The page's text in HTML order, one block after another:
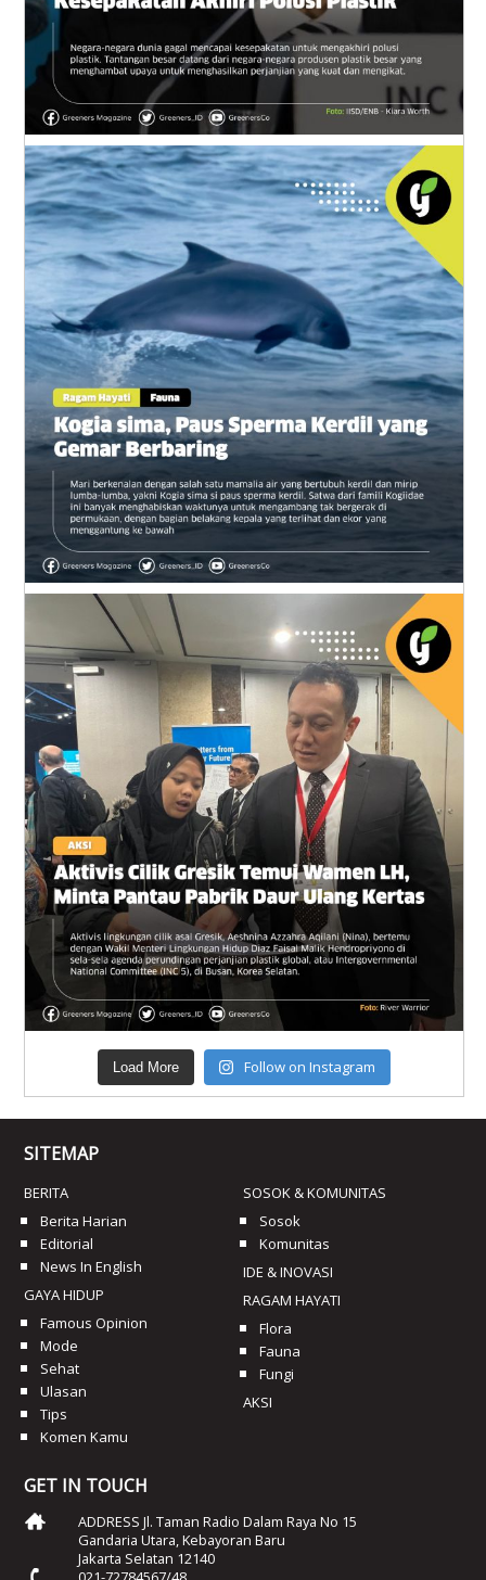
Load More Follow on Instagram
SITEMAP
BERITA
Berita Harian
Editorial
News In English
GAYA HIDUP
Famous Opinion
Mode
Sehat
Ulasan
Tips
Komen Kamu
SOSOK & KOMUNITAS
Sosok
Komunitas
IDE & INOVASI
RAGAM HAYATI
Flora
Fauna
Fungi
AKSI
GET IN TOUCH
ADDRESS Jl. Taman Radio Dalam Raya No 15
Gandaria Utara, Kebayoran Baru
Jakarta Selatan 12140